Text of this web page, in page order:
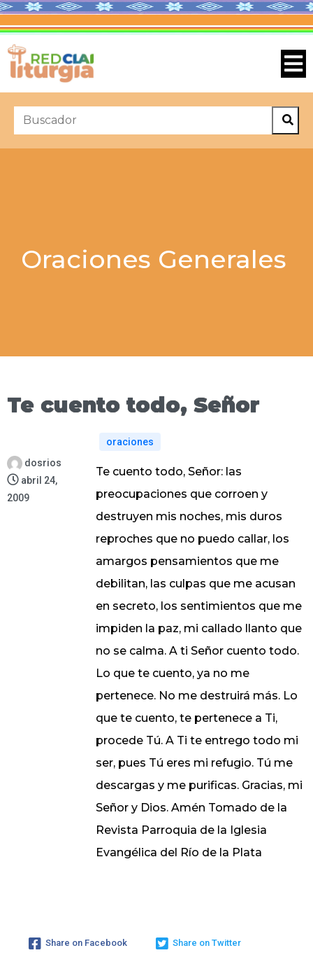
Oraciones Generales
Te cuento todo, Señor
dosrios
abril 24,
2009
oraciones
Te cuento todo, Señor: las
preocupaciones que corroen y
destruyen mis noches, mis duros
reproches que no puedo callar, los
amargos pensamientos que me
debilitan, las culpas que me acusan
en secreto, los sentimientos que me
impiden la paz, mi callado llanto que
no se calma. A ti Señor cuento todo.
Lo que te cuento, ya no me
pertenece. No me destruirá más. Lo
que te cuento, te pertenece a Ti,
procede Tú. A Ti te entrego todo mi
ser, pues Tú eres mi refugio. Tú me
descargas y me purificas. Gracias, mi
Señor y Dios. Amén Tomado de la
Revista Parroquia de la Iglesia
Evangélica del Río de la Plata
Share on Facebook Share on Twitter